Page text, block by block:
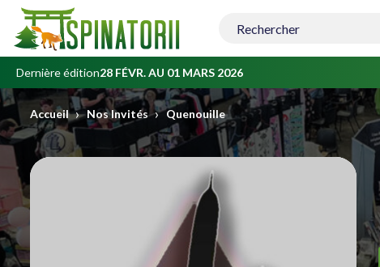
Contenu
principal
Dernière édition28 FÉVR. AU 01 MARS 2026
Accueil › Nos Invités › Quenouille